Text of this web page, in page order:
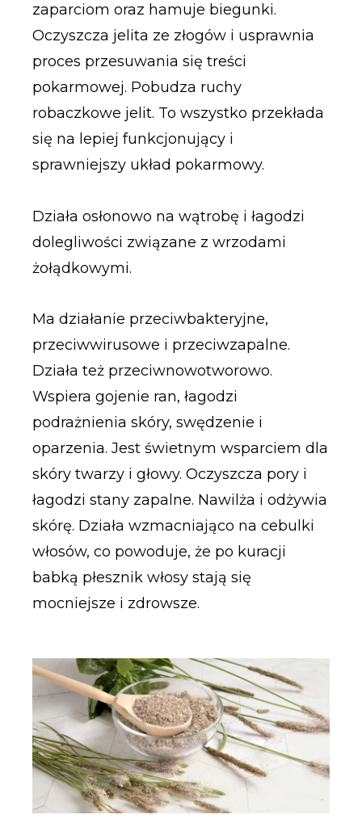
zaparciom oraz hamuje biegunki.
Oczyszcza jelita ze złogów i usprawnia
proces przesuwania się treści
pokarmowej. Pobudza ruchy
robaczkowe jelit. To wszystko przekłada
się na lepiej funkcjonujący i
sprawniejszy układ pokarmowy.
Działa osłonowo na wątrobę i łagodzi
dolegliwości związane z wrzodami
żołądkowymi.
Ma działanie przeciwbakteryjne,
przeciwwirusowe i przeciwzapalne.
Działa też przeciwnowotworowo.
Wspiera gojenie ran, łagodzi
podrażnienia skóry, swędzenie i
oparzenia. Jest świetnym wsparciem dla
skóry twarzy i głowy. Oczyszcza pory i
łagodzi stany zapalne. Nawilża i odżywia
skórę. Działa wzmacniająco na cebulki
włosów, co powoduje, że po kuracji
babką płesznik włosy stają się
mocniejsze i zdrowsze.